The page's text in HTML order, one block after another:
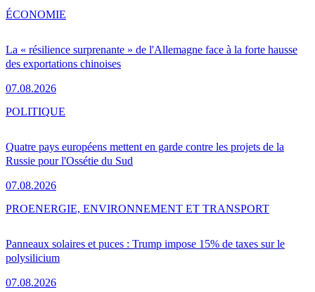
La « résilience surprenante » de l'Allemagne face à la forte hausse
des exportations chinoises
07.08.2026
ÉCONOMIE
Quatre pays européens mettent en garde contre les projets de la
Russie pour l'Ossétie du Sud
07.08.2026
POLITIQUE
Panneaux solaires et puces : Trump impose 15% de taxes sur le
polysilicium
07.08.2026
PROENERGIE, ENVIRONNEMENT ET TRANSPORT